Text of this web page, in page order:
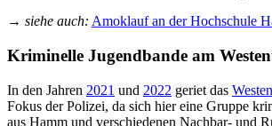
→ siehe auch: Amoklauf an der Hochschule
Kriminelle Jugendbande am
In den Jahren 2021 und 2022 geriet das
Fokus der Polizei, da sich hier eine Gruppe
aus Hamm und verschiedenen Nachbar- und